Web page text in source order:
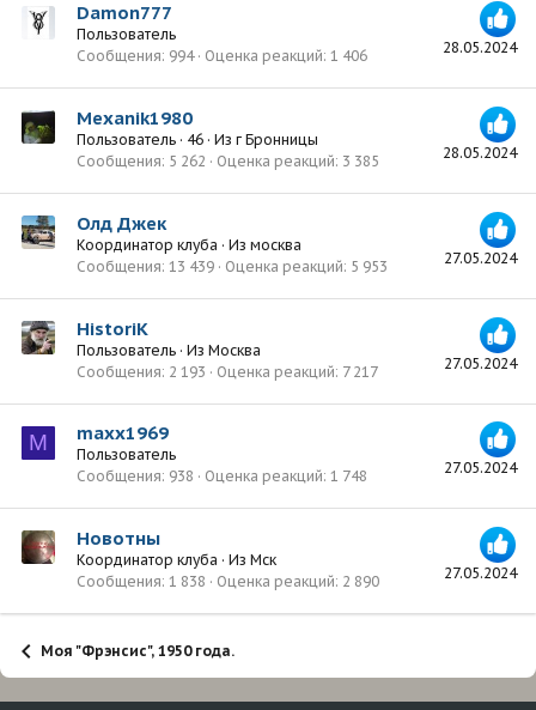
28.05.2024
Damon777
Пользователь
Сообщения 994 Оценка реакций 1 406
28.05.2024
Mexanik1980
Пользователь · 46 · Из г Бронницы
Сообщения 5 262 Оценка реакций 3 385
27.05.2024
Олд Джек
Координатор клуба · Из москва
Сообщения 13 439 Оценка реакций 5 953
27.05.2024
HistoriK
Пользователь · Из Москва
Сообщения 2 193 Оценка реакций 7 217
M
27.05.2024
maxx1969
Пользователь
Сообщения 938 Оценка реакций 1 748
27.05.2024
Новотны
Координатор клуба · Из Мск
Сообщения 1 838 Оценка реакций 2 890
Моя "Фрэнсис", 1950 года.